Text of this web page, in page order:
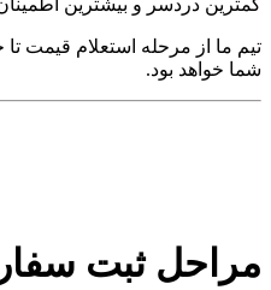
کمترین دردسر و بیشترین
تیم ما از مرحله استعلام قیمت تا
شما خواهد بود.
مراحل ثبت